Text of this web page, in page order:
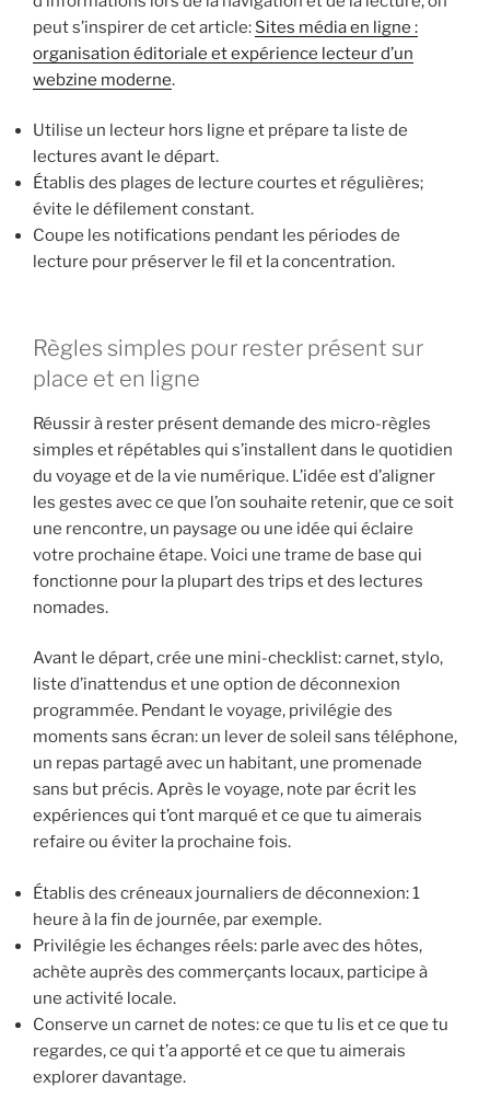
peut s’inspirer de cet article: Sites média en ligne :
organisation éditoriale et expérience lecteur d’un
webzine moderne.
Utilise un lecteur hors ligne et prépare ta liste de
lectures avant le départ.
Établis des plages de lecture courtes et régulières;
évite le défilement constant.
Coupe les notifications pendant les périodes de
lecture pour préserver le fil et la concentration.
Règles simples pour rester présent sur
place et en ligne
Réussir à rester présent demande des micro-règles
simples et répétables qui s’installent dans le quotidien
du voyage et de la vie numérique. L’idée est d’aligner
les gestes avec ce que l’on souhaite retenir, que ce soit
une rencontre, un paysage ou une idée qui éclaire
votre prochaine étape. Voici une trame de base qui
fonctionne pour la plupart des trips et des lectures
nomades.
Avant le départ, crée une mini-checklist: carnet, stylo,
liste d’inattendus et une option de déconnexion
programmée. Pendant le voyage, privilégie des
moments sans écran: un lever de soleil sans téléphone,
un repas partagé avec un habitant, une promenade
sans but précis. Après le voyage, note par écrit les
expériences qui t’ont marqué et ce que tu aimerais
refaire ou éviter la prochaine fois.
Établis des créneaux journaliers de déconnexion: 1
heure à la fin de journée, par exemple.
Privilégie les échanges réels: parle avec des hôtes,
achète auprès des commerçants locaux, participe à
une activité locale.
Conserve un carnet de notes: ce que tu lis et ce que tu
regardes, ce qui t’a apporté et ce que tu aimerais
explorer davantage.